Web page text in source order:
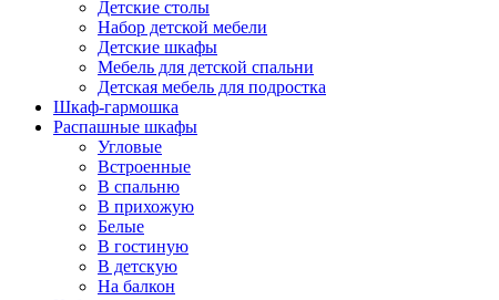
Детские столы
Набор детской мебели
Детские шкафы
Мебель для детской спальни
Детская мебель для подростка
Шкаф-гармошка
Распашные шкафы
Угловые
Встроенные
В спальню
В прихожую
Белые
В гостиную
В детскую
На балкон